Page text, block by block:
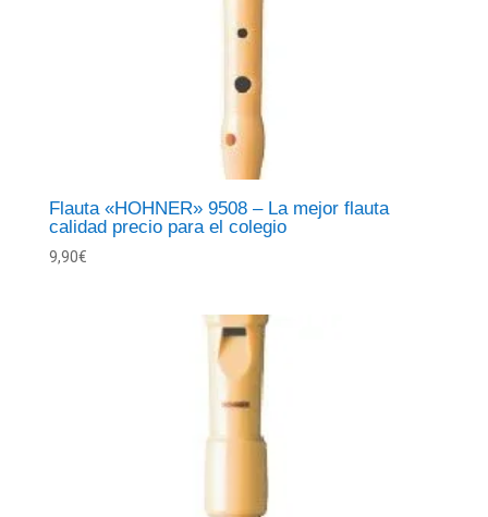
Flauta «HOHNER» 9508 – La mejor flauta
calidad precio para el colegio
9,90€